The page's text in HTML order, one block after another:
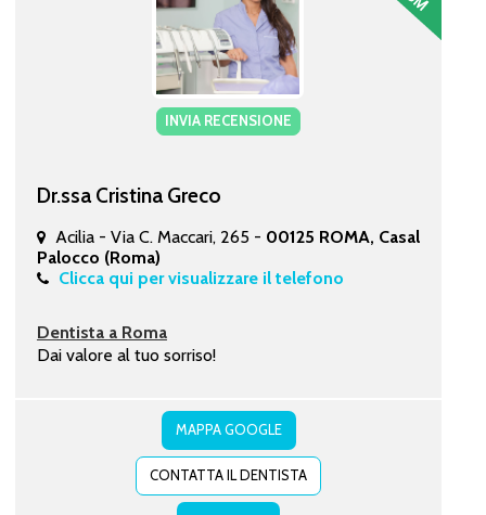
INVIA RECENSIONE
Dr.ssa Cristina Greco
Acilia - Via C. Maccari, 265 - 00125 ROMA, Casal
Palocco (Roma)
Clicca qui per visualizzare il telefono
Dentista a Roma
Dai valore al tuo sorriso!
MAPPA GOOGLE
CONTATTA IL DENTISTA